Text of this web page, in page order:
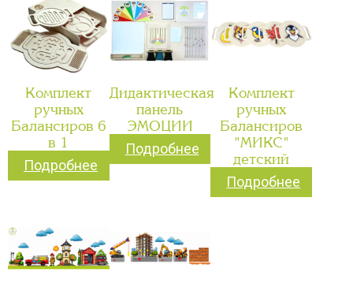
Комплект
ручных
Балансиров 6
в 1
Подробнее
Дидактическая
панель
ЭМОЦИИ
Подробнее
Комплект
ручных
Балансиров
"МИКС"
детский
Подробнее